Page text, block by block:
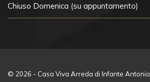
Chiuso Domenica (su appuntamento)
© 2026 - Casa Viva Arreda di Infante Antonio